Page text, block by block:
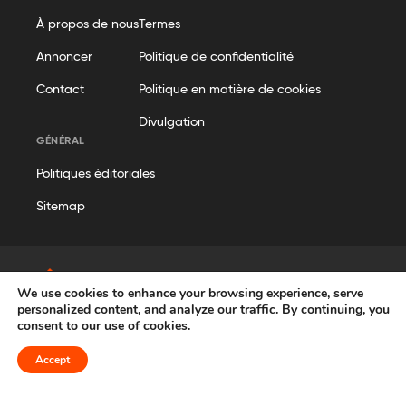
À propos de nous
Annoncer
Contact
Termes
Politique de confidentialité
Politique en matière de cookies
Divulgation
GÉNÉRAL
Politiques éditoriales
Sitemap
© Geekflare
French
We use cookies to enhance your browsing experience, serve
personalized content, and analyze our traffic. By continuing, you
consent to our use of cookies.
Accept